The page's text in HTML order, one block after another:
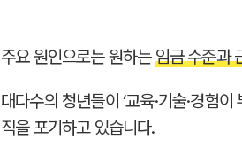
주요 원인으로는 원하는임금 수준과
대다수의 청년들이 ‘교육·기술·경험
직을 포기하고 있습니다.